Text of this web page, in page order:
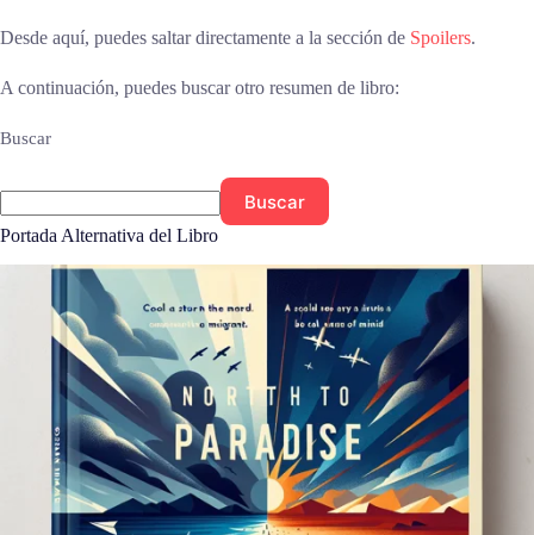
Desde aquí, puedes saltar directamente a la sección de Spoilers.
A continuación, puedes buscar otro resumen de libro:
Buscar
Buscar
Portada Alternativa del Libro